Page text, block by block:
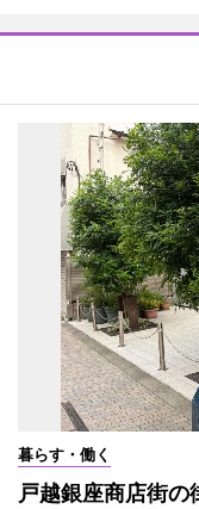
暮らす・働く
戸越銀座商店街の